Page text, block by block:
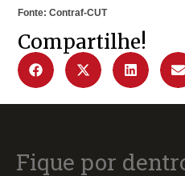
Fonte: Contraf-CUT
Compartilhe!
Fique por